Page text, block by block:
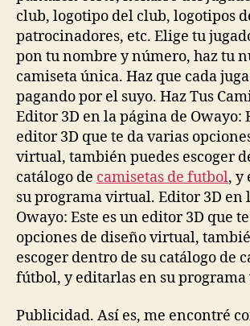
club, logotipo del club, logotipos
patrocinadores, etc. Elige tu
pon tu nombre y número, haz tu
camiseta única. Haz que cada
pagando por el suyo. Haz Tus
Editor 3D en la página de Owayo:
editor 3D que te da varias
virtual, también puedes escoger
catálogo de camisetas de futbol, y
su programa virtual. Editor 3D en
Owayo: Este es un editor 3D que
opciones de diseño virtual,
escoger dentro de su catálogo de
fútbol, y editarlas en su
Publicidad. Así es, me encontré